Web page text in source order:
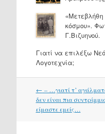
«Μετεβλήθη
κόσμου».
Γ.Βιζυηνού.
Γιατί να επιλέξω
Λογοτεχνία;
Post
navigation
← – …γιατί τ’
δεν είναι πια
είμαστε εμείς…